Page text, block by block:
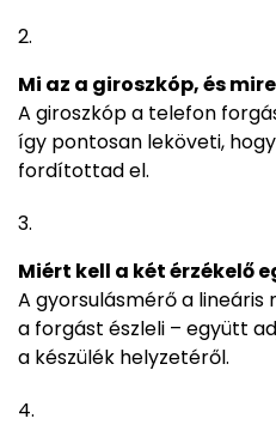
Mi az a giroszkóp, és
A giroszkóp a telefon
így pontosan leköveti,
fordítottad el.
Miért kell a két érzékelő
A gyorsulásmérő a lineáris
a forgást észleli – együtt
a készülék helyzetéről.